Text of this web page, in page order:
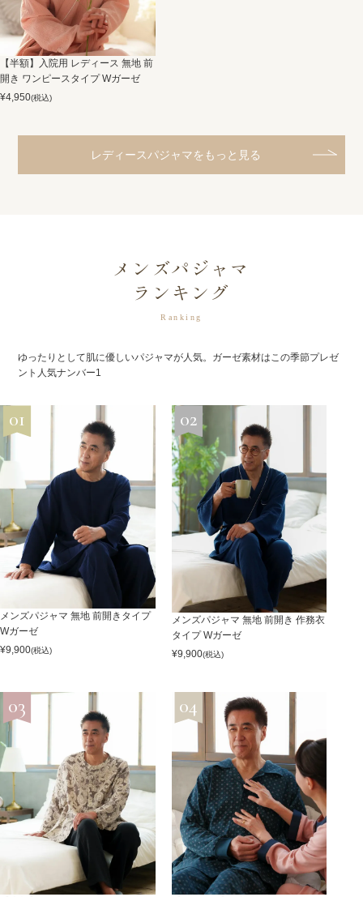
【半額】入院用 レディース 無地 前
開き ワンピースタイプ Wガーゼ
¥4,950(税込)
レディースパジャマをもっと見る
メンズパジャマ
ランキング
Ranking
ゆったりとして肌に優しいパジャマが人気。ガーゼ素材はこの季節プレゼ
ント人気ナンバー1
メンズパジャマ 無地 前開きタイプ
Wガーゼ
¥9,900(税込)
メンズパジャマ 無地 前開き 作務衣
タイプ Wガーゼ
¥9,900(税込)